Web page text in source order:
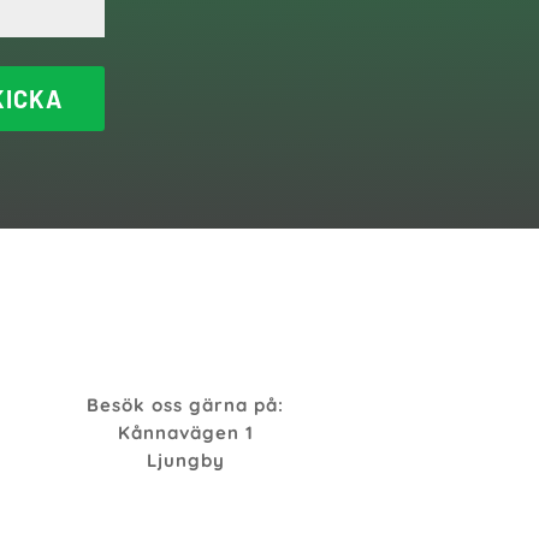
Besök oss gärna på:
Kånnavägen 1
Ljungby